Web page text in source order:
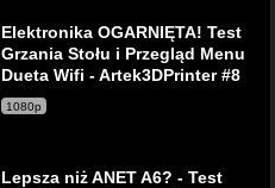
Elektronika OGARNIĘTA! Test
Grzania Stołu i Przegląd Menu
Dueta Wifi - Artek3DPrinter #8
1080p
Lepsza niż ANET A6? - Test